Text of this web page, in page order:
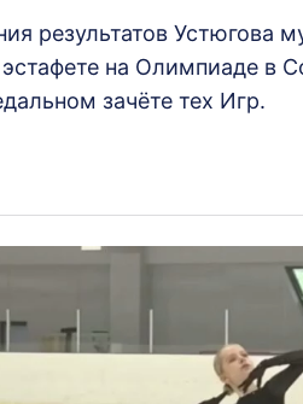
результатов Устюгова
на Олимпиаде в
зачёте тех Игр.